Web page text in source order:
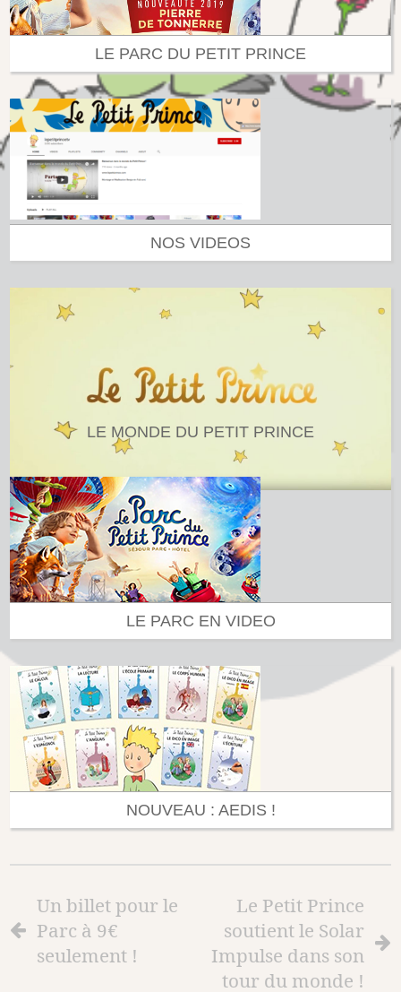
LE PARC DU PETIT PRINCE
NOS VIDEOS
LE MONDE DU PETIT PRINCE
LE PARC EN VIDEO
NOUVEAU : AEDIS !
Un billet pour le
Parc à 9€
seulement !
Le Petit Prince
soutient le Solar
Impulse dans son
tour du monde !